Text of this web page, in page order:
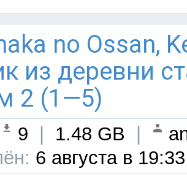
no Ossan,
из деревни
2 (1—5)
9 1.48 GB
6 августа в 19:33